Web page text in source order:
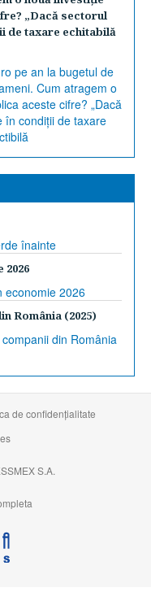
„Dacă sectorul
de taxare echitabilă
2026
România (2025)
de confidențialitate
S.A.